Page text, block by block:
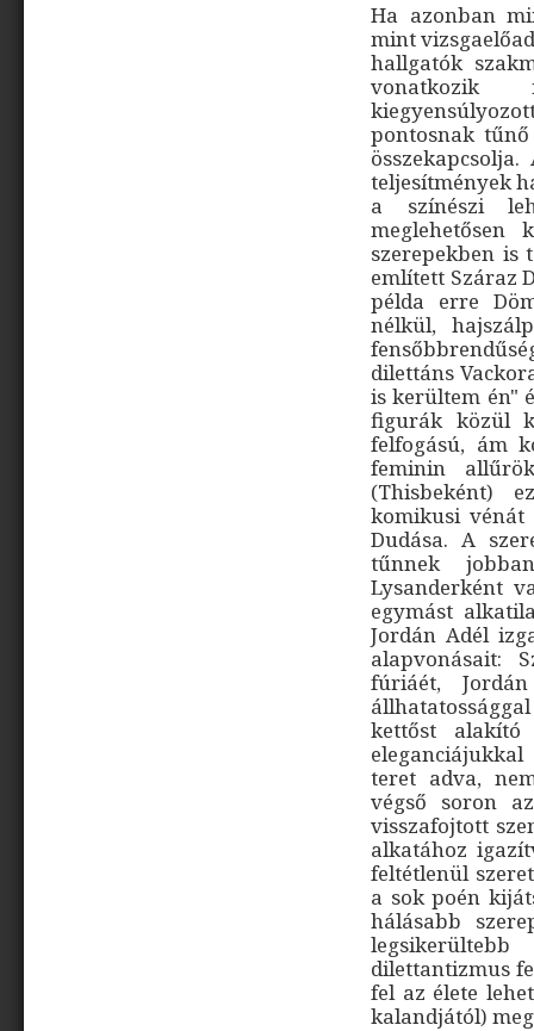
Ha azonban
mint
hallgatók
vonatkozik
pontosnak
teljesítmények
a színészi
meglehetősen
szerepekben is
említett Száraz
példa erre
nélkül,
dilettáns
is kerültem én"
figurák közül
felfogású, ám
feminin
(Thisbeként)
komikusi vénát
Dudása. A
tűnnek
Lysanderként
egymást
Jordán Adél
alapvonásait:
fúriáét,
kettőst
teret adva,
végső soron
visszafojtott
alkatához
feltétlenül
a sok poén
hálásabb
dilettantizmus
fel az élete
kalandjától)